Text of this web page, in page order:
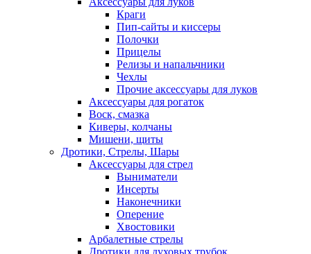
Краги
Пип-сайты и киссеры
Полочки
Прицелы
Релизы и напальчники
Чехлы
Прочие аксессуары для луков
Аксессуары для рогаток
Воск, смазка
Киверы, колчаны
Мишени, щиты
Дротики, Стрелы, Шары
Аксессуары для стрел
Выниматели
Инсерты
Наконечники
Оперение
Хвостовики
Арбалетные стрелы
Дротики для духовых трубок